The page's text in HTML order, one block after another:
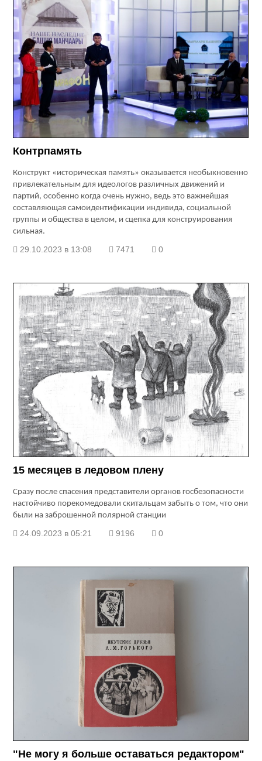
Контрпамять
Конструкт «историческая память» оказывается необыкновенно
привлекательным для идеологов различных движений и
партий, особенно когда очень нужно, ведь это важнейшая
составляющая самоидентификации индивида, социальной
группы и общества в целом, и сцепка для конструирования
сильная.
29.10.2023 в 13:08 7471 0
15 месяцев в ледовом плену
Сразу после спасения представители органов госбезопасности
настойчиво порекомедовали скитальцам забыть о том, что они
были на заброшенной полярной станции
24.09.2023 в 05:21 9196 0
"Не могу я больше оставаться редактором"